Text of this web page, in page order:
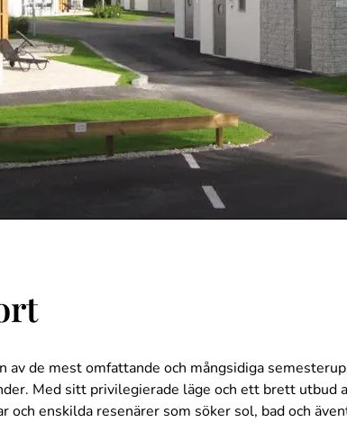
av de mest omfattande och mångsidiga
Med sitt privilegierade läge och ett brett
och enskilda resenärer som söker sol, bad och